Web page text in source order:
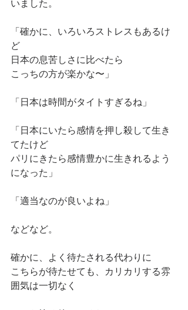
いました。
「確かに、いろいろストレスもあるけ
ど
日本の息苦しさに比べたら
こっちの方が楽かな〜」
「日本は時間がタイトすぎるね」
「日本にいたら感情を押し殺して生き
てたけど
パリにきたら感情豊かに生きれるよう
になった」
「適当なのが良いよね」
などなど。
確かに、よく待たされる代わりに
こちらが待たせても、カリカリする雰
囲気は一切なく